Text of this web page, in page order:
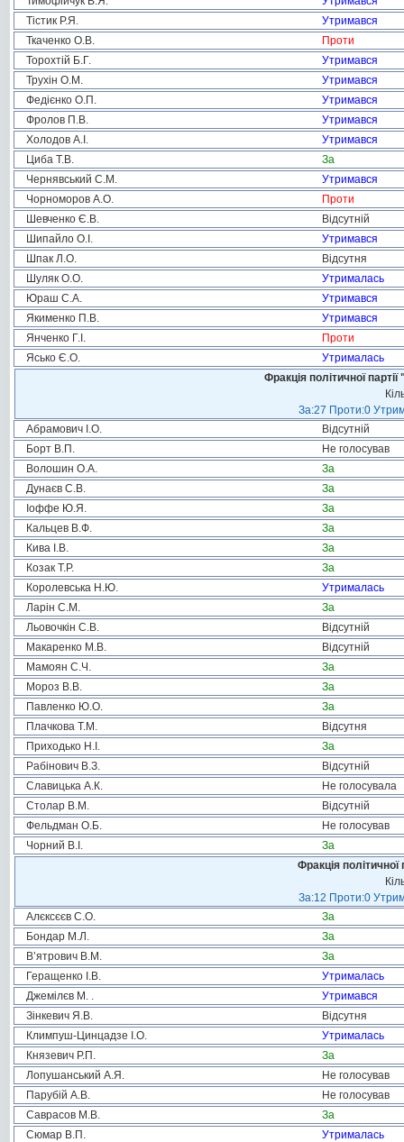
Тістик Р.Я.
Утримався
Ткаченко О.В.
Проти
Торохтій Б.Г.
Утримався
Трухін О.М.
Утримався
Федієнко О.П.
Утримався
Фролов П.В.
Утримався
Холодов А.І.
Утримався
Циба Т.В.
За
Чернявський С.М.
Утримався
Чорноморов А.О.
Проти
Шевченко Є.В.
Відсутній
Шипайло О.І.
Утримався
Шпак Л.О.
Відсутня
Шуляк О.О.
Утрималась
Юраш С.А.
Утримався
Якименко П.В.
Утримався
Янченко Г.І.
Проти
Ясько Є.О.
Утрималась
Фракція політичної
За:27 Проти:0
Абрамович І.О.
Відсутній
Борт В.П.
Не голосував
Волошин О.А.
За
Дунаєв С.В.
За
Іоффе Ю.Я.
За
Кальцев В.Ф.
За
Кива І.В.
За
Козак Т.Р.
За
Королевська Н.Ю.
Утрималась
Ларін С.М.
За
Льовочкін С.В.
Відсутній
Макаренко М.В.
Відсутній
Мамоян С.Ч.
За
Мороз В.В.
За
Павленко Ю.О.
За
Плачкова Т.М.
Відсутня
Приходько Н.І.
За
Рабінович В.З.
Відсутній
Славицька А.К.
Не голосувала
Столар В.М.
Відсутній
Фельдман О.Б.
Не голосував
Чорний В.І.
За
Фракція
За:12 Проти:0
Алєксєєв С.О.
За
Бондар М.Л.
За
В’ятрович В.М.
За
Геращенко І.В.
Утрималась
Джемілєв М. .
Утримався
Зінкевич Я.В.
Відсутня
Климпуш-Цинцадзе І.О.
Утрималась
Князевич Р.П.
За
Лопушанський А.Я.
Не голосував
Парубій А.В.
Не голосував
Саврасов М.В.
За
Сюмар В.П.
Утрималась